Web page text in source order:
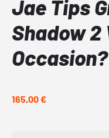
Jae Tips
Shadow 2
Occasion?
165,00 €